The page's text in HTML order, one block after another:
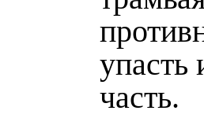
упасть
часть.